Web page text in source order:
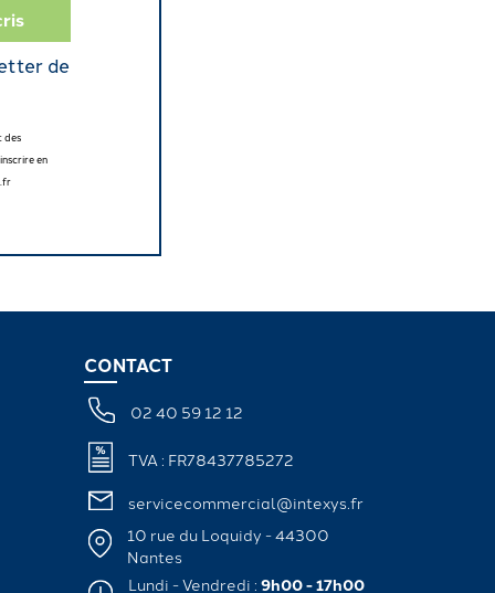
de
des
en
CONTACT
02 40 59 12 12
TVA : FR78437785272
servicecommercial@intexys.fr
10 rue du Loquidy - 44300
Nantes
Lundi - Vendredi : 9h00 - 17h00